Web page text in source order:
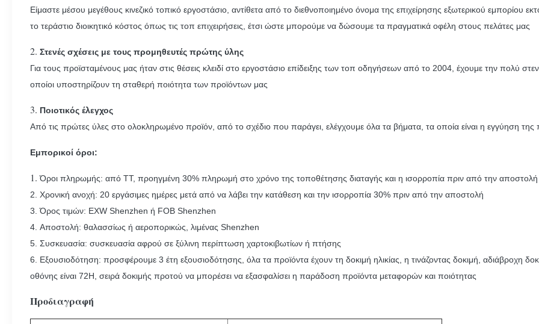
Είμαστε μέσου μεγέθους κινεζικό τοπικό εργοστάσιο, αντίθετα από το διεθνοποιημένο όνομα της επιχείρησης εξωτερικού εμπορίου
το τεράστιο διοικητικό κόστος όπως τις τοπ επιχειρήσεις, έτσι ώστε μπορούμε να δώσουμε τα πραγματικά οφέλη στους πελάτες μας
2. Στενές σχέσεις με τους προμηθευτές πρώτης ύλης
Για τους προϊσταμένους μας ήταν στις θέσεις κλειδί στο εργοστάσιο επίδειξης των τοπ οδηγήσεων από το 2004, έχουμε την πολύ
οποίοι υποστηρίζουν τη σταθερή ποιότητα των προϊόντων μας
3. Ποιοτικός έλεγχος
Από τις πρώτες ύλες στο ολοκληρωμένο προϊόν, από το σχέδιο που παράγει, ελέγχουμε όλα τα βήματα, τα οποία είναι η εγγύηση της
Εμπορικοί όροι:
1.Όροι πληρωμής: από TT, προηγμένη 30% πληρωμή στο χρόνο της τοποθέτησης διαταγής και η ισορροπία πριν από την αποστολή
2. Χρονική ανοχή: 20 εργάσιμες ημέρες μετά από να λάβει την κατάθεση και την ισορροπία 30% πριν από την αποστολή
3. Όρος τιμών: EXW Shenzhen ή FOB Shenzhen
4. Αποστολή: θαλασσίως ή αεροπορικώς, λιμένας Shenzhen
5. Συσκευασία: συσκευασία αφρού σε ξύλινη περίπτωση χαρτοκιβωτίων ή πτήσης
6. Εξουσιοδότηση: προσφέρουμε 3 έτη εξουσιοδότησης, όλα τα προϊόντα έχουν τη δοκιμή ηλικίας, η τινάζοντας δοκιμή, αδιάβροχη
οθόνης είναι 72H, σειρά δοκιμής προτού να μπορέσει να εξασφαλίσει η παράδοση προϊόντα μεταφορών και ποιότητας
Προδιαγραφή